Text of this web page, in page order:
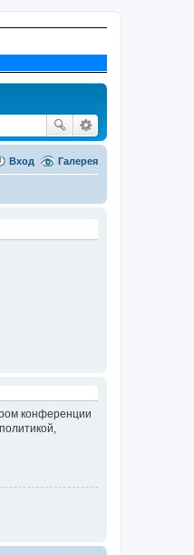
Галерея
Вход
конференции